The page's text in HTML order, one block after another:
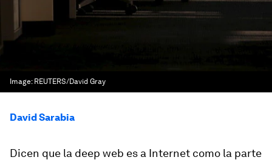
Image: REUTERS/David Gray
David Sarabia
Dicen que la deep web es a Internet como la parte